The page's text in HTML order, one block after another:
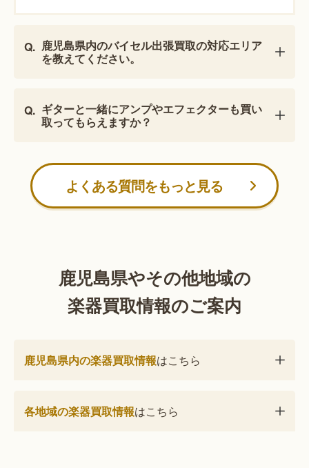
鹿児島県内のバイセル出張買取の対応エリア
を教えてください。
ギターと一緒にアンプやエフェクターも買い
取ってもらえますか？
よくある質問をもっと見る
鹿児島県やその他地域の
楽器買取情報のご案内
鹿児島県内の楽器買取情報はこちら
各地域の楽器買取情報はこちら